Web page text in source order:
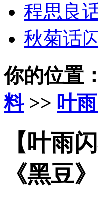
程思良
秋菊话
你的位置：
料>> 叶
【叶雨
《黑豆